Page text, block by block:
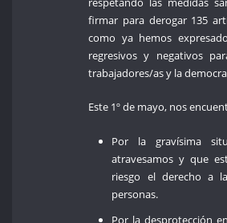
firmar para derogar 135
como ya hemos
regresivos y negativos
trabajadores/as y la
Este 1º de mayo, nos
Por la gravísima
atravesamos y que
riesgo el derecho a
personas.
Por la desprotección